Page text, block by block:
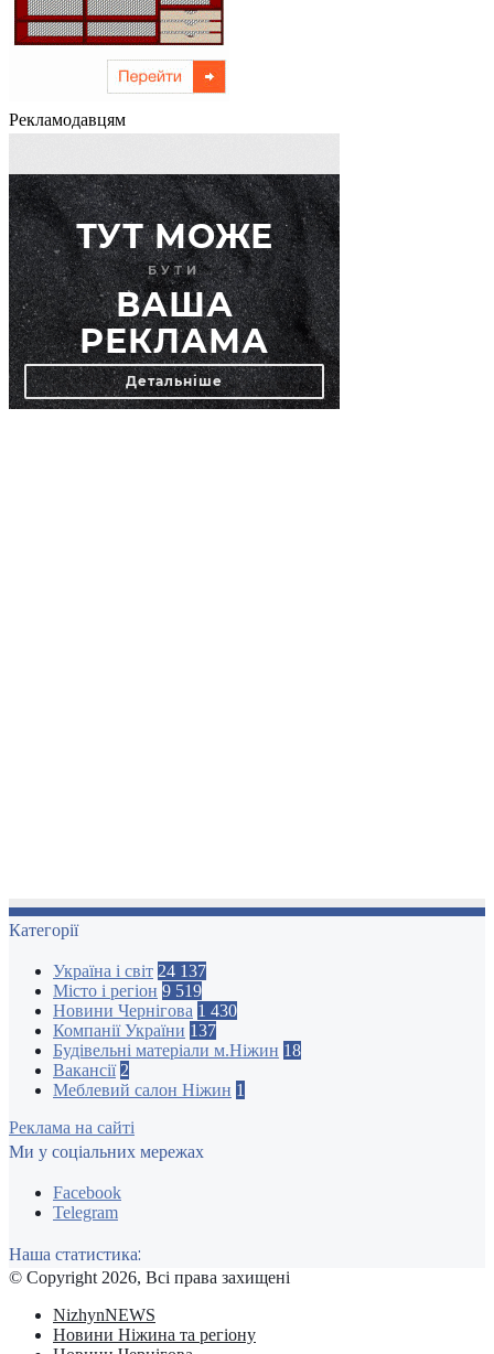
Рекламодавцям
Категорії
Україна і світ 24 137
Місто і регіон 9 519
Новини Чернігова 1 430
Компанії України 137
Будівельні матеріали м.Ніжин 18
Вакансії 2
Меблевий салон Ніжин 1
Реклама на сайті
Ми у соціальних мережах
Facebook
Telegram
Наша статистика:
© Copyright 2026, Всі права захищені
NizhynNEWS
Новини Ніжина та регіону